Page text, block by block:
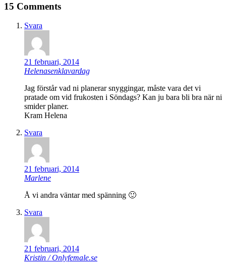
15 Comments
Svara
21 februari, 2014
Helenasenklavardag
Jag förstår vad ni planerar snyggingar, måste vara det vi
pratade om vid frukosten i Söndags? Kan ju bara bli bra när ni
smider planer.
Kram Helena
Svara
21 februari, 2014
Marlene
Å vi andra väntar med spänning 🙂
Svara
21 februari, 2014
Kristin / Onlyfemale.se